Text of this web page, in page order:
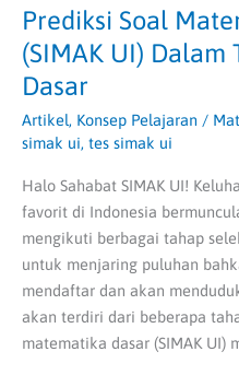
Prediksi Soal
(SIMAK UI) Dalam
Dasar
Artikel, Konsep Pelajaran /
simak ui, tes simak ui
Halo Sahabat SIMAK UI!
favorit di Indonesia
mengikuti berbagai tahap
untuk menjaring puluhan
mendaftar dan akan
akan terdiri dari beberapa
matematika dasar (SIMAK UI)